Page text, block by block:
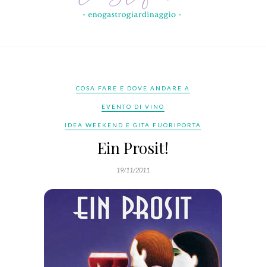
COSA FARE E DOVE ANDARE A
EVENTO DI VINO
IDEA WEEKEND E GITA FUORIPORTA
Ein Prosit!
19/11/2011